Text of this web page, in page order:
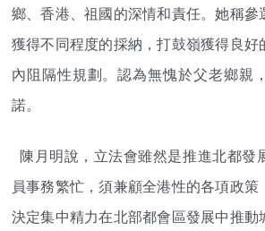
鄉、香港、祖國的深情和責任。她稱參
獲得不同程度的採納，打鼓嶺獲得良好
內阻隔性規劃。認為無愧於父老鄉親
諾。
陳月明說，立法會雖然是推進北都發
員事務繁忙，須兼顧全港性的各項政策
決定集中精力在北部都會區發展中推動